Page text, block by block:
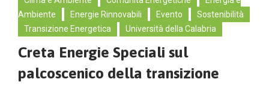
Ambiente
Energie Rinnovabili Evento
Sostenibilità
Transizione Energetica
Università della Calabria
Creta Energie Speciali sul
palcoscenico della transizione